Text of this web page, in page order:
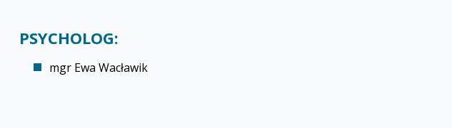
PSYCHOLOG:
mgr Ewa Wacławik